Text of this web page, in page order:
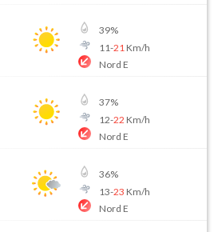
39%
11-21 Km/h
Nord E
37%
12-22 Km/h
Nord E
36%
13-23 Km/h
Nord E